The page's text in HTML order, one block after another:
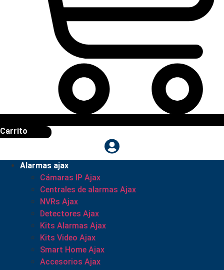
Carrito
Alarmas ajax
Cámaras IP Ajax
Centrales de alarmas Ajax
NVRs Ajax
Detectores Ajax
Kits Alarmas Ajax
Kits Video Ajax
Smart Home Ajax
Accesorios Ajax